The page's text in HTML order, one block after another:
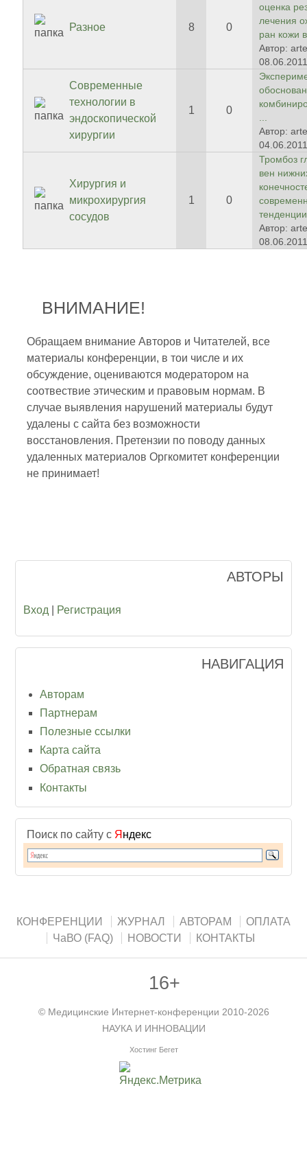
Разное 8 0
оценка
лечения
ран кожи
Автор:
Современные
технологии в
эндоскопической
хирургии
1 0
...
Автор:
Хирургия и
микрохирургия
сосудов
1 0
Тромбоз
вен
тенденции
Автор:
ВНИМАНИЕ!
Обращаем внимание Авторов и Читателей, все
материалы конференции, в тои числе и их
обсуждение, оцениваются модератором на
соотвествие этическим и правовым нормам. В
случае выявления нарушений материалы будут
удалены с сайта без возможности
восстановления. Претензии по поводу данных
удаленных материалов Оргкомитет конференции
не принимает!
АВТОРЫ
Вход Регистрация
НАВИГАЦИЯ
Авторам
Партнерам
Полезные ссылки
Карта сайта
Обратная связь
Контакты
Поиск по сайту с Я ндекс
КОНФЕРЕНЦИИ ЖУРНАЛ АВТОРАМ
ОПЛАТА
ЧаВО (FAQ)
НОВОСТИ КОНТАКТЫ
16+
© Медицинские Интернет-конференции 2010-2026
НАУКА И ИННОВАЦИИ
Хостинг Бегет